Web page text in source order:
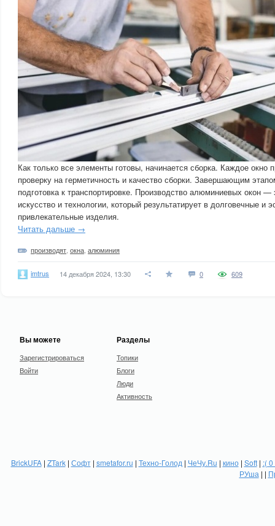
Как только все элементы готовы, начинается сборка. Каждое окно
проверку на герметичность и качество сборки. Завершающим
подготовка к транспортировке. Производство алюминиевых окон
искусство и технологии, который результатирует в долговечные и
привлекательные изделия.
Читать дальше →
производят окна алюминия
imtrus 14 декабря 2024, 13:30 0 609
Вы можете
Зарегистрироваться
Войти
Разделы
Топики
Блоги
Люди
Активность
BrickUFA| ZTark| Софт| smetafor.ru | Техно-Голод | ЧеЧу.Ru | кино| Soft| :(
РУша | |